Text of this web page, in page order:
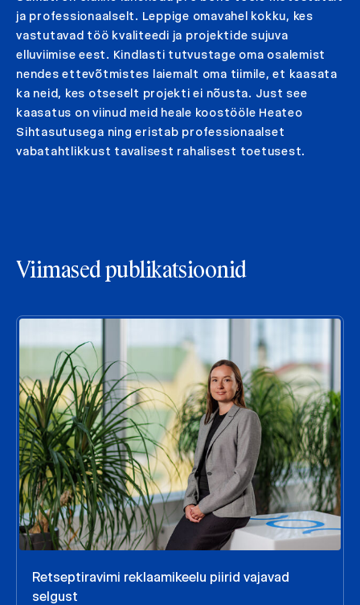
ja professionaalselt. Leppige omavahel kokku, kes
vastutavad töö kvaliteedi ja projektide sujuva
elluviimise eest. Kindlasti tutvustage oma osalemist
nendes ettevõtmistes laiemalt oma tiimile, et kaasata
ka neid, kes otseselt projekti ei nõusta. Just see
kaasatus on viinud meid heale koostööle Heateo
Sihtasutusega ning eristab professionaalset
vabatahtlikkust tavalisest rahalisest toetusest.
Viimased publikatsioonid
Retseptiravimi reklaamikeelu piirid vajavad
selgust